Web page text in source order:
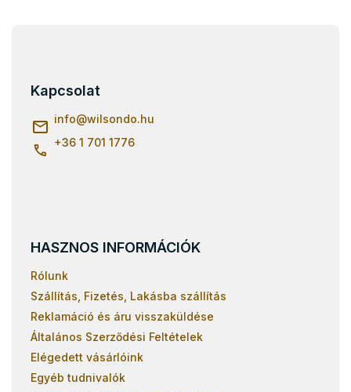
Kapcsolat
info@wilsondo.hu
+36 1 701 1776
HASZNOS INFORMÁCIÓK
Rólunk
Szállítás, Fizetés, Lakásba szállítás
Reklamáció és áru visszaküldése
Általános Szerződési Feltételek
Elégedett vásárlóink
Egyéb tudnivalók